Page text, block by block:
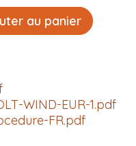
au panier
WIND-EUR-1.pdf
FR.pdf